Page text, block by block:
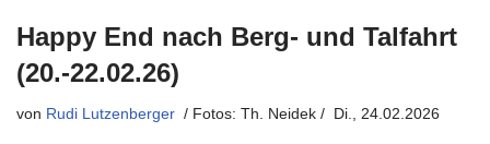
Happy End nach Berg- und Talfahrt
(20.-22.02.26)
von Rudi Lutzenberger Di., 24.02.2026